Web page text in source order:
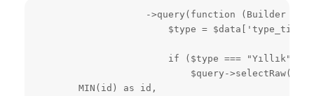
->query(function (Builder
$type =
                        if ($type === "Yıllık") {
                            $query->selectRaw('
        MIN(id) as id,